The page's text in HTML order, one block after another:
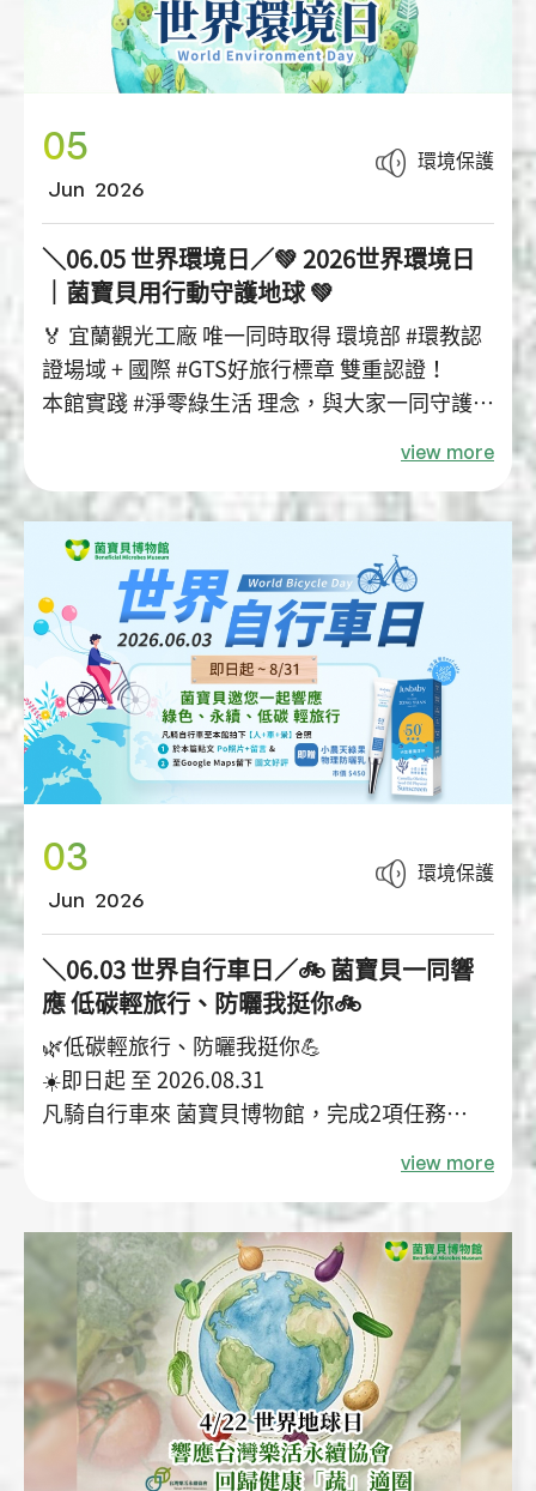
05
Jun 2026
環境保護
＼06.05 世界環境日／💚 2026世界環境日
｜菌寶貝用行動守護地球 💚
🏅 宜蘭觀光工廠 唯一同時取得 環境部 #環教認
證場域 + 國際 #GTS好旅行標章 雙重認證！
本館實踐 #淨零綠生活 理念，與大家一同守護美
✅ 邁向無塑生活｜鼓勵自備環保袋、水壺、餐
具
✅ 採購綠色產品｜優先選用環保標章產品與森
林永續認證紙材
✅ 推廣低碳交通｜積極鼓勵騎乘自行車、搭乘
大眾運輸
✅ 降低資源使用｜全館採用省水設備、LED燈
具、分類回收
view more
03
Jun 2026
環境保護
＼06.03 世界自行車日／🚲 菌寶貝一同響
應 低碳輕旅行、防曬我挺你🚲
🌿低碳輕旅行、防曬我挺你💪
☀️即日起 至 2026.08.31
凡騎自行車來 菌寶貝博物館，完成2項任務
view more